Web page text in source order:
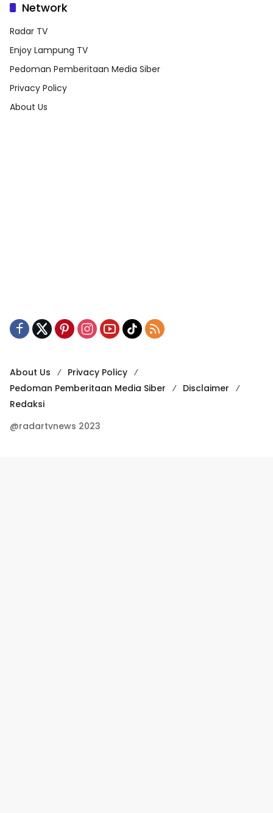
Network
Radar TV
Enjoy Lampung TV
Pedoman Pemberitaan Media Siber
Privacy Policy
About Us
About Us
Privacy Policy
Pedoman Pemberitaan Media Siber
Disclaimer
Redaksi
@radartvnews 2023